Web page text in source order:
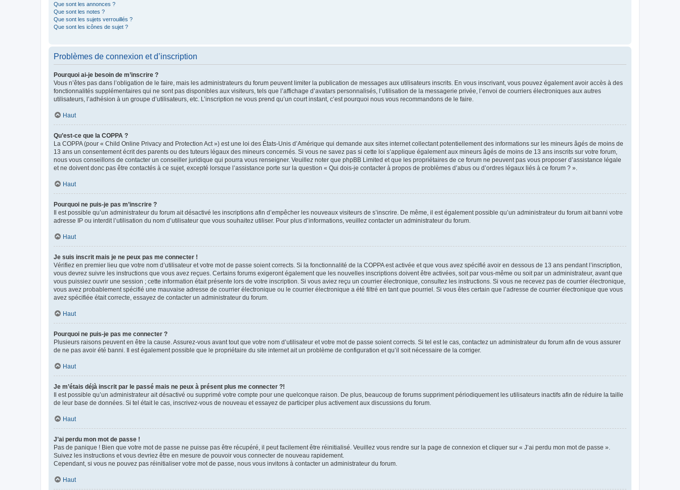
Que sont les annonces ?
Que sont les notes ?
Que sont les sujets verrouillés ?
Que sont les icônes de sujet ?
Problèmes de connexion et d’inscription
Pourquoi ai-je besoin de m’inscrire ?
Vous n’êtes pas dans l’obligation de le faire, mais les administrateurs du forum peuvent limiter la publication de messages aux utilisateurs inscrits. En vous inscrivant, vous pouvez également avoir accès à des
fonctionnalités supplémentaires qui ne sont pas disponibles aux visiteurs, tels que l’affichage d’avatars personnalisés, l’utilisation de la messagerie privée, l’envoi de courriers électroniques aux autres
utilisateurs, l’adhésion à un groupe d’utilisateurs, etc. L’inscription ne vous prend qu’un court instant, c’est pourquoi nous vous recommandons de le faire.
Haut
Qu’est-ce que la COPPA ?
La COPPA (pour « Child Online Privacy and Protection Act ») est une loi des États-Unis d’Amérique qui demande aux sites internet collectant potentiellement des informations sur les mineurs âgés de moins de
13 ans un consentement écrit des parents ou des tuteurs légaux des mineurs concernés. Si vous ne savez pas si cette loi s’applique également aux mineurs âgés de moins de 13 ans inscrits sur votre forum,
nous vous conseillons de contacter un conseiller juridique qui pourra vous renseigner. Veuillez noter que phpBB Limited et que les propriétaires de ce forum ne peuvent pas vous proposer d’assistance légale
et ne doivent donc pas être contactés à ce sujet, excepté lorsque l’assistance porte sur la question « Qui dois-je contacter à propos de problèmes d’abus ou d’ordres légaux liés à ce forum ? ».
Haut
Pourquoi ne puis-je pas m’inscrire ?
Il est possible qu’un administrateur du forum ait désactivé les inscriptions afin d’empêcher les nouveaux visiteurs de s’inscrire. De même, il est également possible qu’un administrateur du forum ait banni votre
adresse IP ou interdit l’utilisation du nom d’utilisateur que vous souhaitez utiliser. Pour plus d’informations, veuillez contacter un administrateur du forum.
Haut
Je suis inscrit mais je ne peux pas me connecter !
Vérifiez en premier lieu que votre nom d’utilisateur et votre mot de passe soient corrects. Si la fonctionnalité de la COPPA est activée et que vous avez spécifié avoir en dessous de 13 ans pendant l’inscription,
vous devrez suivre les instructions que vous avez reçues. Certains forums exigeront également que les nouvelles inscriptions doivent être activées, soit par vous-même ou soit par un administrateur, avant que
vous puissiez ouvrir une session ; cette information était présente lors de votre inscription. Si vous aviez reçu un courrier électronique, consultez les instructions. Si vous ne recevez pas de courrier électronique,
vous avez probablement spécifié une mauvaise adresse de courrier électronique ou le courrier électronique a été filtré en tant que pourriel. Si vous êtes certain que l’adresse de courrier électronique que vous
avez spécifiée était correcte, essayez de contacter un administrateur du forum.
Haut
Pourquoi ne puis-je pas me connecter ?
Plusieurs raisons peuvent en être la cause. Assurez-vous avant tout que votre nom d’utilisateur et votre mot de passe soient corrects. Si tel est le cas, contactez un administrateur du forum afin de vous assurer
de ne pas avoir été banni. Il est également possible que le propriétaire du site internet ait un problème de configuration et qu’il soit nécessaire de la corriger.
Haut
Je m’étais déjà inscrit par le passé mais ne peux à présent plus me connecter ?!
Il est possible qu’un administrateur ait désactivé ou supprimé votre compte pour une quelconque raison. De plus, beaucoup de forums suppriment périodiquement les utilisateurs inactifs afin de réduire la taille
de leur base de données. Si tel était le cas, inscrivez-vous de nouveau et essayez de participer plus activement aux discussions du forum.
Haut
J’ai perdu mon mot de passe !
Pas de panique ! Bien que votre mot de passe ne puisse pas être récupéré, il peut facilement être réinitialisé. Veuillez vous rendre sur la page de connexion et cliquer sur « J’ai perdu mon mot de passe ».
Suivez les instructions et vous devriez être en mesure de pouvoir vous connecter de nouveau rapidement.
Cependant, si vous ne pouvez pas réinitialiser votre mot de passe, nous vous invitons à contacter un administrateur du forum.
Haut